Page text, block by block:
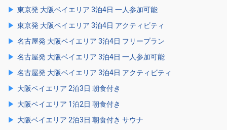
東京発 大阪ベイエリア 3泊4日 一人参加可能
東京発 大阪ベイエリア 3泊4日 アクティビティ
名古屋発 大阪ベイエリア 3泊4日 フリープラン
名古屋発 大阪ベイエリア 3泊4日 一人参加可能
名古屋発 大阪ベイエリア 3泊4日 アクティビティ
大阪ベイエリア 2泊3日 朝食付き
大阪ベイエリア 1泊2日 朝食付き
大阪ベイエリア 2泊3日 朝食付き サウナ